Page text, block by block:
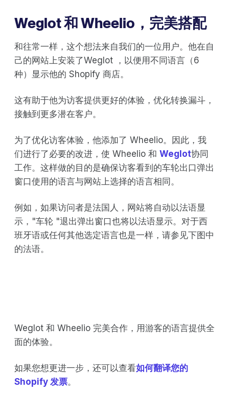
Weglot 和 Wheelio，完美搭配
和往常一样，这个想法来自我们的一位用户。他在自
己的网站上安装了Weglot ，以便用不同语言（6
种）显示他的 Shopify 商店。
这有助于他为访客提供更好的体验，优化转换漏斗，
接触到更多潜在客户。
为了优化访客体验，他添加了 Wheelio。因此，我
们进行了必要的改进，使 Wheelio 和 Weglot协同
工作。这样做的目的是确保访客看到的车轮出口弹出
窗口使用的语言与网站上选择的语言相同。
例如，如果访问者是法国人，网站将自动以法语显
示，"车轮 "退出弹出窗口也将以法语显示。对于西
班牙语或任何其他选定语言也是一样，请参见下图中
的法语。
Weglot 和 Wheelio 完美合作，用游客的语言提供全
面的体验。
如果您想更进一步，还可以查看如何翻译您的
Shopify 发票。